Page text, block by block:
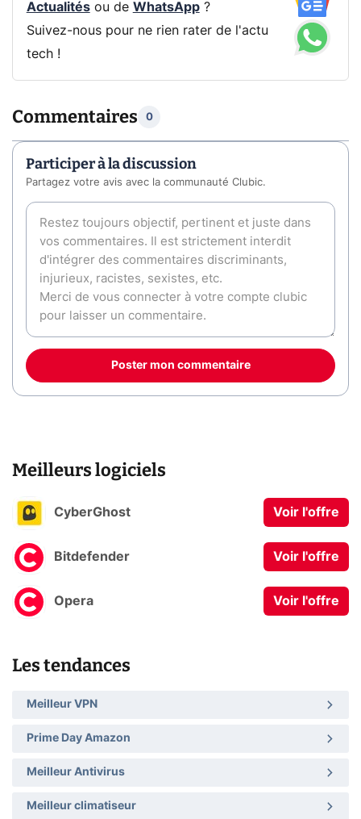
Actualitésou de WhatsApp?
Suivez-nous pour ne rien rater de l'actu
tech !
Commentaires 0
Participer à la discussion
Partagez votre avis avec la communauté Clubic.
Poster mon commentaire
Meilleurs logiciels
CyberGhost Voir l'offre
Bitdefender Voir l'offre
Opera Voir l'offre
Les tendances
Meilleur VPN
Prime Day Amazon
Meilleur Antivirus
Meilleur climatiseur